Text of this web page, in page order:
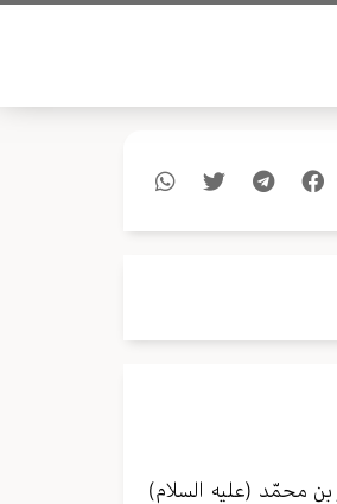
محمّد (عليه السلام)